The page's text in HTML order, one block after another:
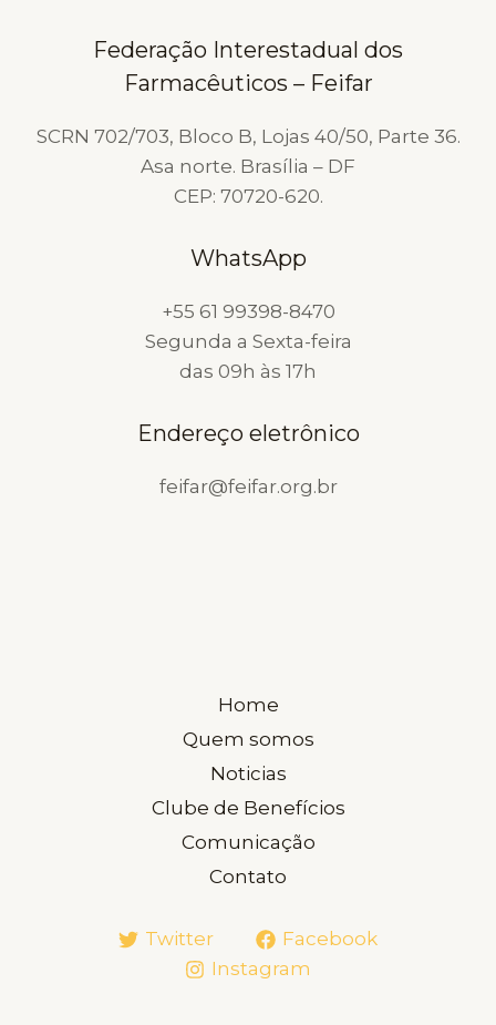
Concursos
Cargos
Federação Interestadual dos
Farmacêuticos – Feifar
SCRN 702/703, Bloco B, Lojas 40/50, Parte 36.
Asa norte. Brasília – DF
CEP: 70720-620.
WhatsApp
+55 61 99398-8470
Segunda a Sexta-feira
das 09h às 17h
Endereço eletrônico
feifar@feifar.org.br
Home
Quem somos
Noticias
Clube de Benefícios
Comunicação
Contato
Twitter
Facebook
Instagram